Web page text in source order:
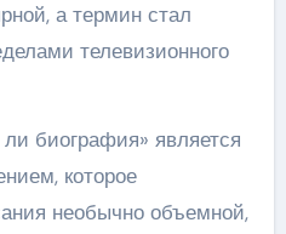
а термин стал
телевизионного
биография» является
которое
необычно объемной,